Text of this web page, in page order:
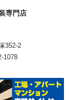
専門店
352-2
1078